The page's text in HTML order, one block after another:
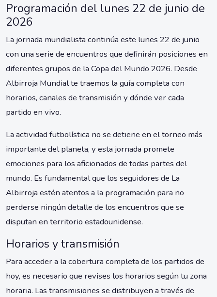
Programación del lunes 22 de junio de
2026
La jornada mundialista continúa este lunes 22 de junio
con una serie de encuentros que definirán posiciones en
diferentes grupos de la Copa del Mundo 2026. Desde
Albirroja Mundial te traemos la guía completa con
horarios, canales de transmisión y dónde ver cada
partido en vivo.
La actividad futbolística no se detiene en el torneo más
importante del planeta, y esta jornada promete
emociones para los aficionados de todas partes del
mundo. Es fundamental que los seguidores de La
Albirroja estén atentos a la programación para no
perderse ningún detalle de los encuentros que se
disputan en territorio estadounidense.
Horarios y transmisión
Para acceder a la cobertura completa de los partidos de
hoy, es necesario que revises los horarios según tu zona
horaria. Las transmisiones se distribuyen a través de